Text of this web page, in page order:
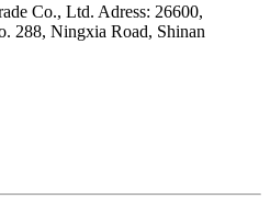
Co., Ltd. Adress: 26600,
288, Ningxia Road, Shinan